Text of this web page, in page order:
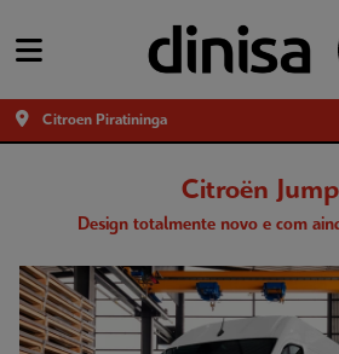
Citroen Piratininga
Citroën
Design totalmente novo e com